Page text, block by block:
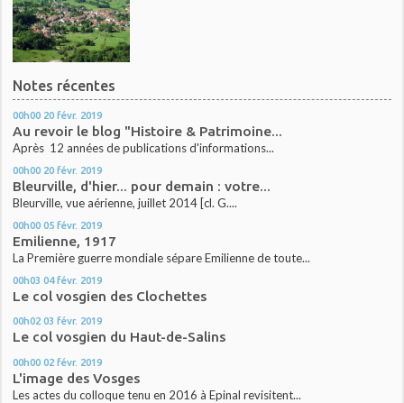
Notes récentes
00h00 20 févr. 2019
Au revoir le blog "Histoire & Patrimoine...
Après 12 années de publications d'informations...
00h00 20 févr. 2019
Bleurville, d'hier... pour demain : votre...
Bleurville, vue aérienne, juillet 2014 [cl. G....
00h00 05 févr. 2019
Emilienne, 1917
La Première guerre mondiale sépare Emilienne de toute...
00h03 04 févr. 2019
Le col vosgien des Clochettes
00h02 03 févr. 2019
Le col vosgien du Haut-de-Salins
00h00 02 févr. 2019
L'image des Vosges
Les actes du colloque tenu en 2016 à Epinal revisitent...